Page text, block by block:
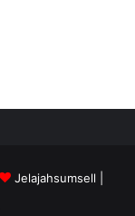
Jelajahsumsell